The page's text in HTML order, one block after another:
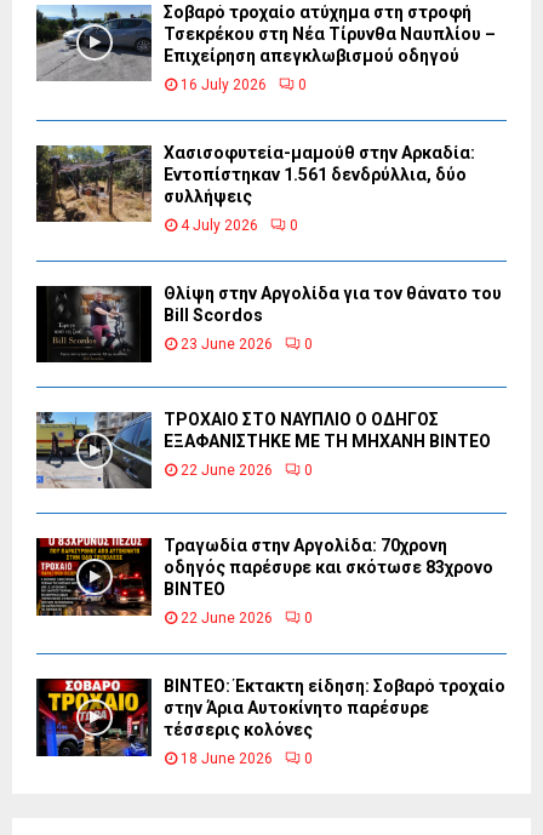
Σοβαρό τροχαίο ατύχημα στη στροφή
Τσεκρέκου στη Νέα Τίρυνθα Ναυπλίου –
Επιχείρηση απεγκλωβισμού οδηγού
16 July 2026 0
Χασισοφυτεία-μαμούθ στην Αρκαδία:
Εντοπίστηκαν 1.561 δενδρύλλια, δύο
συλλήψεις
4 July 2026 0
Θλίψη στην Αργολίδα για τον θάνατο του
Bill Scordos
23 June 2026 0
ΤΡΟΧΑΙΟ ΣΤΟ ΝΑΥΠΛΙΟ Ο ΟΔΗΓΟΣ
ΕΞΑΦΑΝΙΣΤΗΚΕ ΜΕ ΤΗ ΜΗΧΑΝΗ ΒΙΝΤΕΟ
22 June 2026 0
Τραγωδία στην Αργολίδα: 70χρονη
οδηγός παρέσυρε και σκότωσε 83χρονο
ΒΙΝΤΕΟ
22 June 2026 0
ΒΙΝΤΕΟ: Έκτακτη είδηση: Σοβαρό τροχαίο
στην Άρια Αυτοκίνητο παρέσυρε
τέσσερις κολόνες
18 June 2026 0